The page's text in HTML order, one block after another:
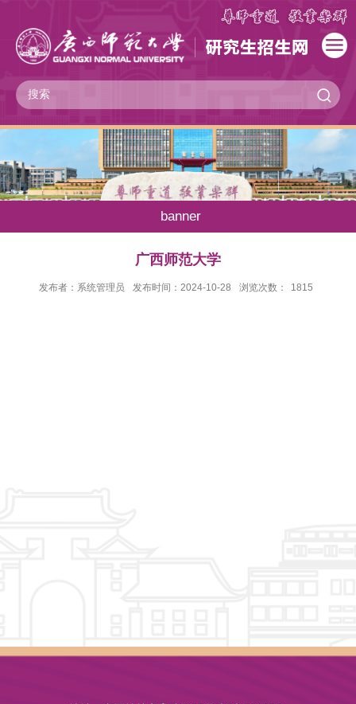
banner
广西师范大学
发布者：系统管理员 发布时间：2024-10-28 浏览次数： 1815